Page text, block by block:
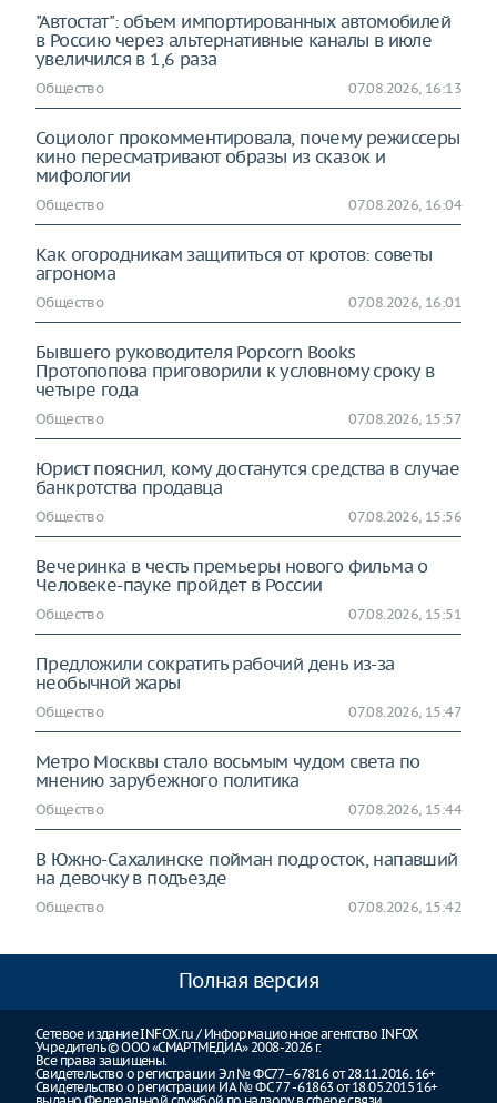
"Автостат": объем импортированных автомобилей
в Россию через альтернативные каналы в июле
увеличился в 1,6 раза
Общество 07.08.2026, 16:13
Социолог прокомментировала, почему режиссеры
кино пересматривают образы из сказок и
мифологии
Общество 07.08.2026, 16:04
Как огородникам защититься от кротов: советы
агронома
Общество 07.08.2026, 16:01
Бывшего руководителя Popcorn Books
Протопопова приговорили к условному сроку в
четыре года
Общество 07.08.2026, 15:57
Юрист пояснил, кому достанутся средства в случае
банкротства продавца
Общество 07.08.2026, 15:56
Вечеринка в честь премьеры нового фильма о
Человеке-пауке пройдет в России
Общество 07.08.2026, 15:51
Предложили сократить рабочий день из-за
необычной жары
Общество 07.08.2026, 15:47
Метро Москвы стало восьмым чудом света по
мнению зарубежного политика
Общество 07.08.2026, 15:44
В Южно-Сахалинске пойман подросток, напавший
на девочку в подъезде
Общество 07.08.2026, 15:42
Полная версия
Сетевое издание INFOX.ru / Информационное агентство INFOX
Учредитель © ООО «СМАРТМЕДИА» 2008-2026 г.
Все права защищены.
Свидетельство о регистрации Эл № ФС77–67816 от 28.11.2016. 16+
Свидетельство о регистрации ИА № ФС 77 - 61863 от 18.05.2015 16+